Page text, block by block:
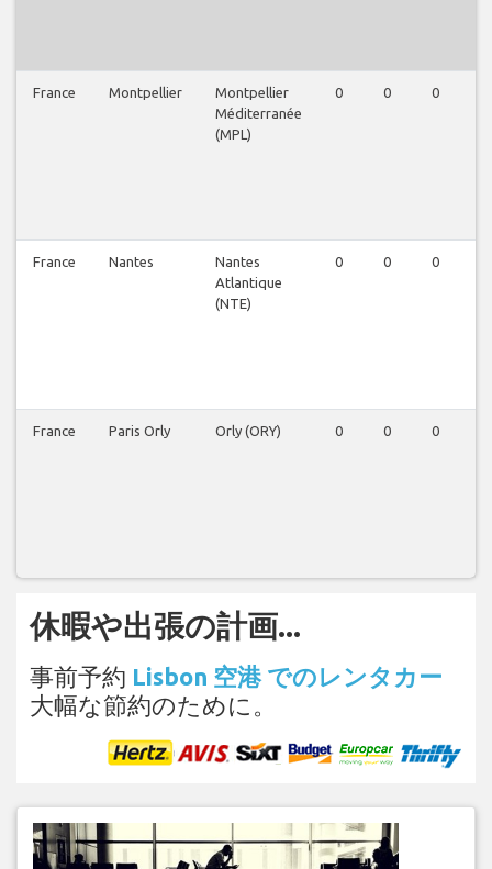
France Montpellier
Montpellier
Méditerranée
(MPL)
0 0 0
France Nantes
Nantes
Atlantique
(NTE)
0 0 0
France Paris Orly Orly (ORY) 0 0 0
休暇や出張の計画...
事前予約 Lisbon 空港 でのレンタカー
大幅な節約のために。